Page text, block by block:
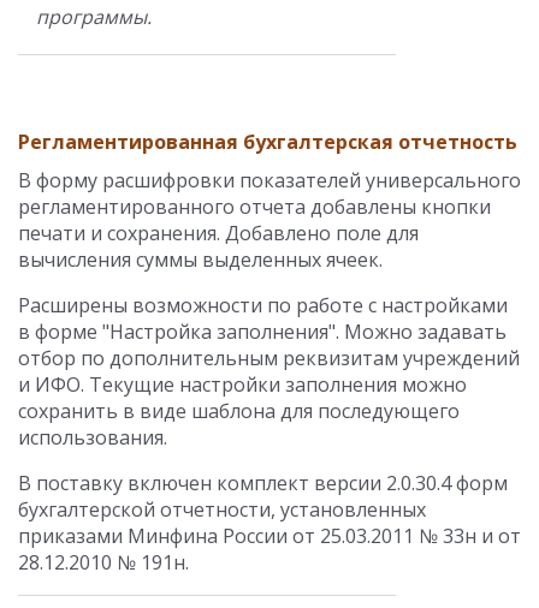
программы.
Регламентированная бухгалтерская отчетность
В форму расшифровки показателей универсального
регламентированного отчета добавлены кнопки
печати и сохранения. Добавлено поле для
вычисления суммы выделенных ячеек.
Расширены возможности по работе с настройками
в форме "Настройка заполнения". Можно задавать
отбор по дополнительным реквизитам учреждений
и ИФО. Текущие настройки заполнения можно
сохранить в виде шаблона для последующего
использования.
В поставку включен комплект версии 2.0.30.4 форм
бухгалтерской отчетности, установленных
приказами Минфина России от 25.03.2011 № 33н и от
28.12.2010 № 191н.